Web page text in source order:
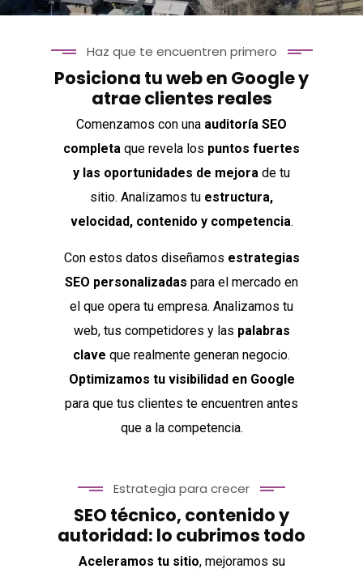
Haz que te encuentren primero
Posiciona tu web en Google y
atrae clientes reales
Comenzamos con una auditoría SEO
completa que revela los puntos fuertes
y las oportunidades de mejora de tu
sitio. Analizamos tu estructura,
velocidad, contenido y competencia.
Con estos datos diseñamos estrategias
SEO personalizadas para el mercado en
el que opera tu empresa. Analizamos tu
web, tus competidores y las palabras
clave que realmente generan negocio.
Optimizamos tu visibilidad en Google
para que tus clientes te encuentren antes
que a la competencia.
Estrategia para crecer
SEO técnico, contenido y
autoridad: lo cubrimos todo
Aceleramos tu sitio, mejoramos su